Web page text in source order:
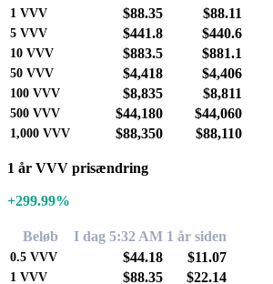
1 VVV $88.35 $88.11
5 VVV $441.8 $440.6
10 VVV $883.5 $881.1
50 VVV $4,418 $4,406
100 VVV $8,835 $8,811
500 VVV $44,180 $44,060
1,000 VVV $88,350 $88,110
1 år VVV prisændring
+299.99%
Beløb I dag 5:32 AM 1 år siden
0.5 VVV $44.18 $11.07
1 VVV $88.35 $22.14